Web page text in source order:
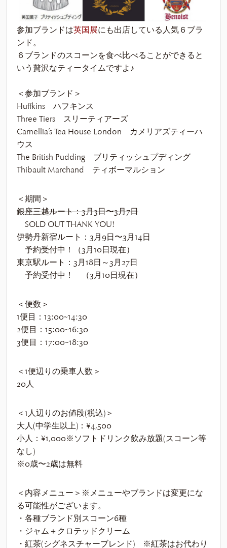
参加ブランドは英国展にも出店している人気６ブラ
ンド。
６ブランドのスコーンを食べ比べることができると
いう贅沢なティータイムですよ♪
＜参加ブランド＞
Huffkins ハフキンス
Three Tiers スリーティアーズ
Camellia’s Tea House London カメリアズティーハ
ウス
The British Pudding ブリティッシュプディング
Thibault Marchand ティボーマルション
＜期間＞
銀座三越ルート：3月3日〜3月7日
SOLD OUT THANK YOU!
伊勢丹新宿ルート：3月9日〜3月14日
予約受付中！（3月10日現在）
東京駅ルート：3月18日～3月27日
予約受付中！ （3月10日現在）
＜便数＞
1便目：13:00~14:30
2便目：15:00~16:30
​3便目：17:00~18:30
＜1便辺りの乗車人数＞
20人
＜1人辺りのお値段(税込)＞
大人(中学生以上)：¥4,500
小人：¥1,000※ソフトドリンク飲み放題(スコーン等
なし)
※0歳〜2歳は無料
＜内容メニュー＞※メニューやブランドは変更にな
る可能性がございます。
・各種ブランド別スコーン6種
・ジャム＋クロテッドクリーム
・紅茶(シグネスチャーブレンド) ※紅茶はお代わり